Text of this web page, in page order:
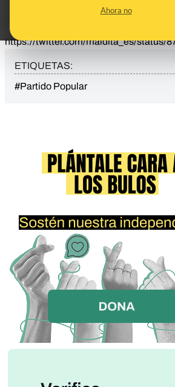
Ahora no
https://twitter.com/maldita_es/status/
ETIQUETAS:
#Partido Popular